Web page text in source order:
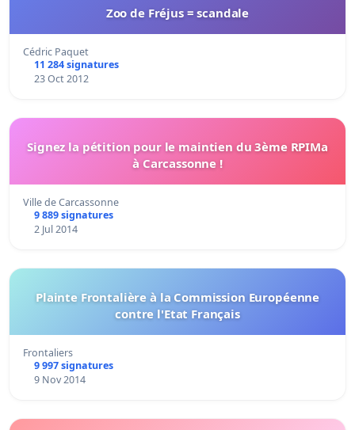
Zoo de Fréjus = scandale
Cédric Paquet
11 284 signatures
23 Oct 2012
Signez la pétition pour le maintien du 3ème RPIMa
à Carcassonne !
Ville de Carcassonne
9 889 signatures
2 Jul 2014
Plainte Frontalière à la Commission Européenne
contre l'Etat Français
Frontaliers
9 997 signatures
9 Nov 2014